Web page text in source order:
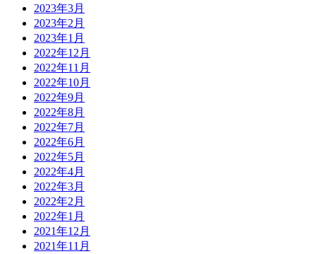
2023年3月
2023年2月
2023年1月
2022年12月
2022年11月
2022年10月
2022年9月
2022年8月
2022年7月
2022年6月
2022年5月
2022年4月
2022年3月
2022年2月
2022年1月
2021年12月
2021年11月